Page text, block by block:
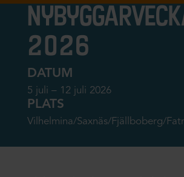
2026
DATUM
5 juli – 12 juli 2026
PLATS
Vilhelmina/Saxnäs/Fjällboberg/